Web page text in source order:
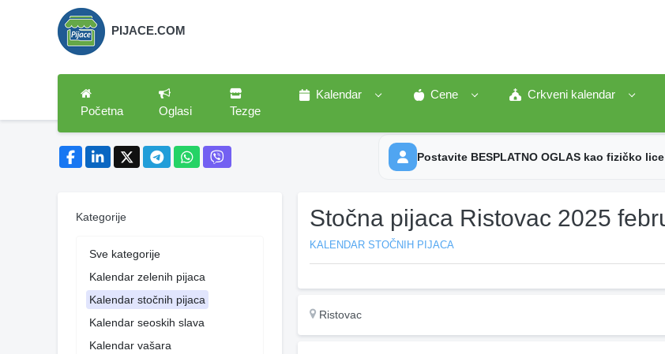
PIJACE.COM
Početna Oglasi Tezge
Kalendar Cene Crkveni kalendar
Postavite BESPLATNO OGLAS kao fizičko
Kategorije
Sve kategorije
Kalendar zelenih pijaca
Kalendar stočnih pijaca
Kalendar seoskih slava
Kalendar vašara
Stočna pijaca Ristovac 2025
KALENDAR STOČNIH PIJACA
Ristovac